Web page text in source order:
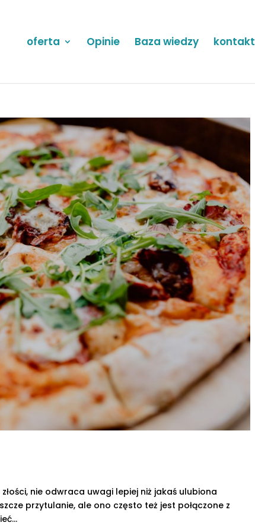
oferta Opinie Baza wiedzy kontakt
nie odwraca uwagi lepiej niż jakaś ulubiona
przytulanie, ale ono często też jest połączone z